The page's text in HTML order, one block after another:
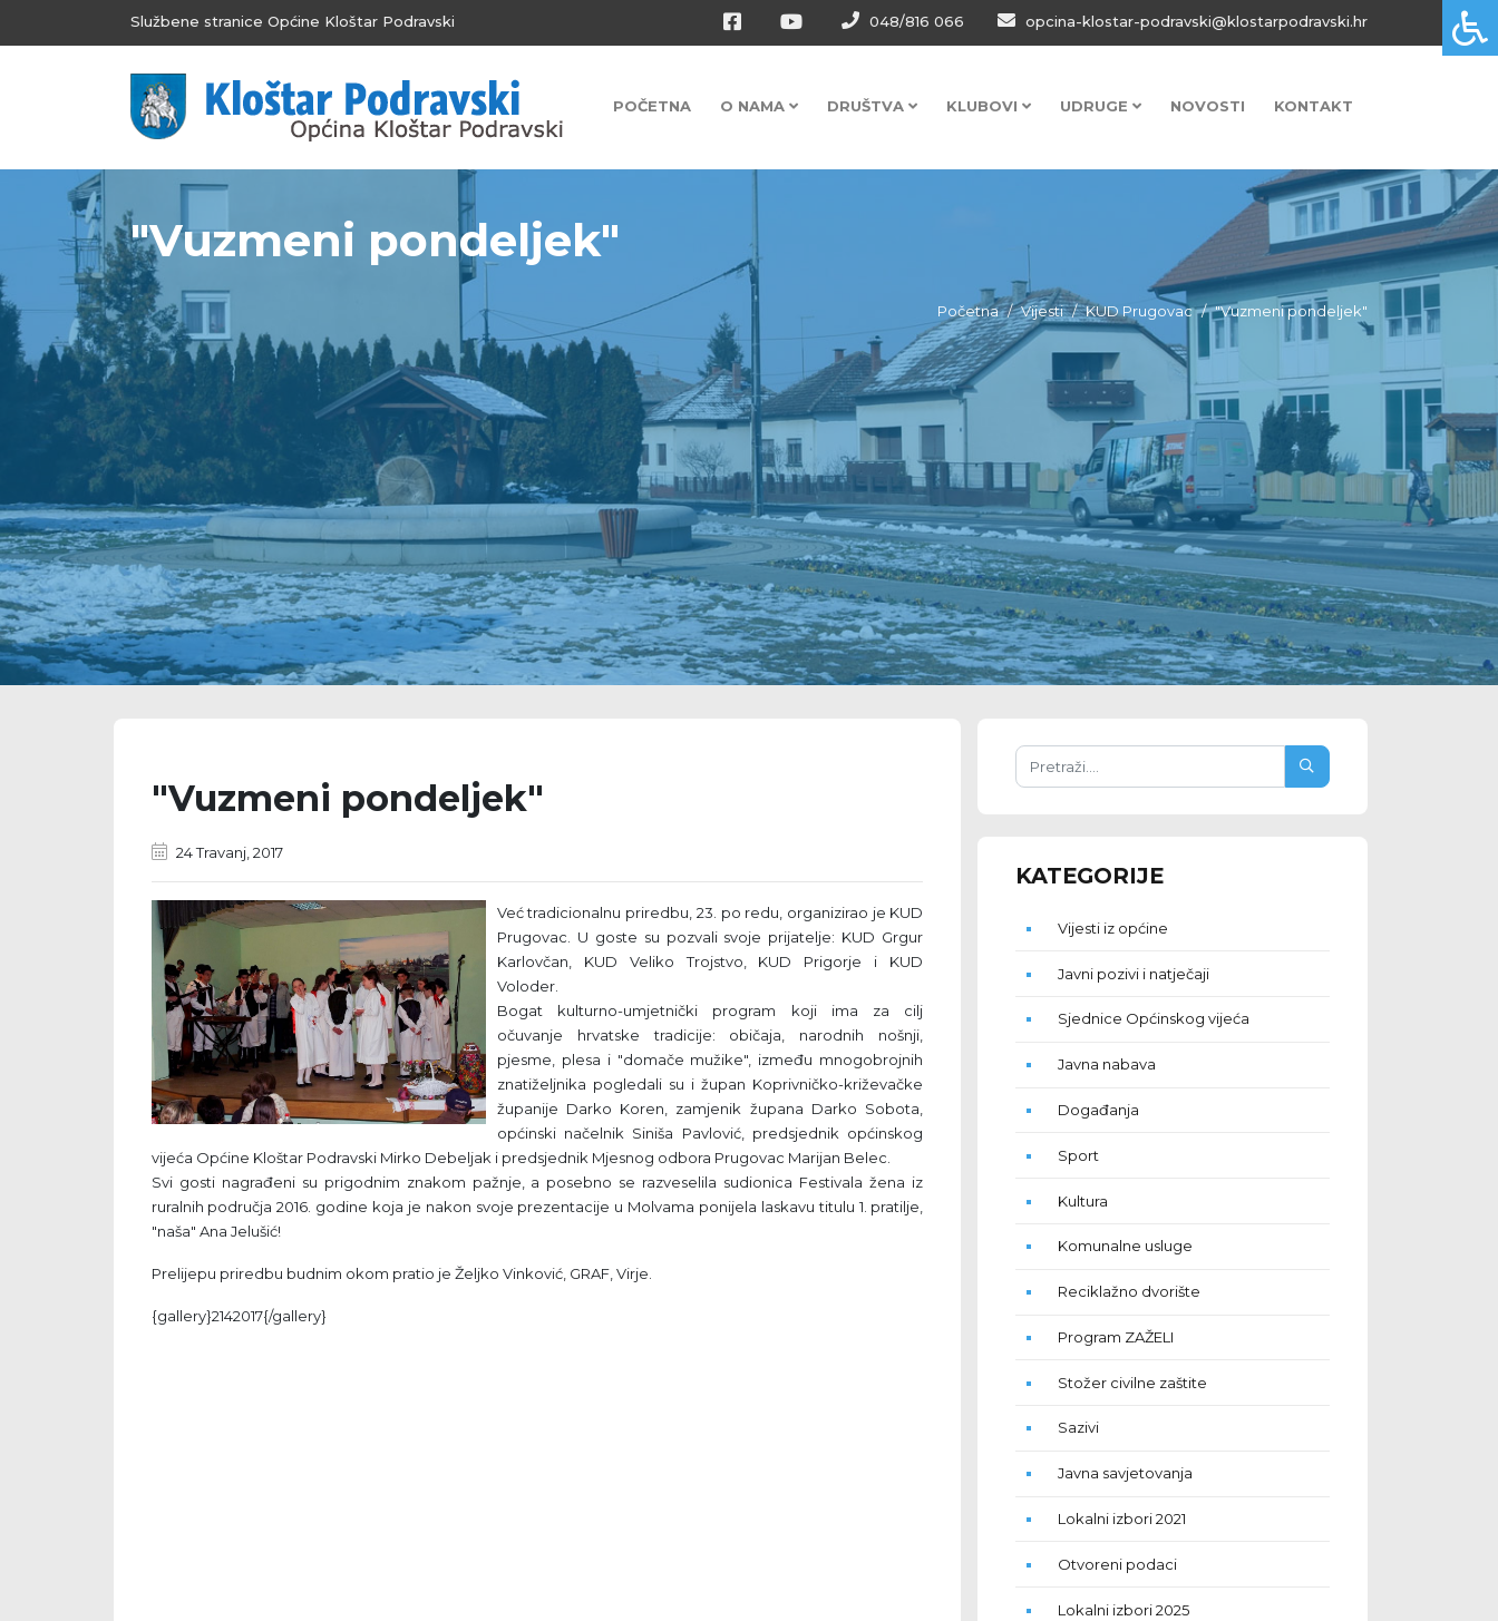
Službene stranice Općine Kloštar Podravski 048/816 066 opcina-klostar-podravski@klostarpodravski.hr
POČETNA O NAMA DRUŠTVA KLUBOVI UDRUGE NOVOSTI KONTAKT
"Vuzmeni pondeljek"
Početna Vijesti KUD Prugovac "Vuzmeni pondeljek"
"Vuzmeni pondeljek"
24 Travanj, 2017
Već tradicionalnu priredbu, 23. po redu, organizirao je KUD
Prugovac. U goste su pozvali svoje prijatelje: KUD Grgur
Karlovčan, KUD Veliko Trojstvo, KUD Prigorje i KUD
Voloder.
Bogat kulturno-umjetnički program koji ima za cilj
očuvanje hrvatske tradicije: običaja, narodnih nošnji,
pjesme, plesa i "domače mužike", između mnogobrojnih
znatiželjnika pogledali su i župan Koprivničko-križevačke
županije Darko Koren, zamjenik župana Darko Sobota,
općinski načelnik Siniša Pavlović, predsjednik općinskog
vijeća Općine Kloštar Podravski Mirko Debeljak i predsjednik Mjesnog odbora Prugovac Marijan Belec.
Svi gosti nagrađeni su prigodnim znakom pažnje, a posebno se razveselila sudionica Festivala žena iz
ruralnih područja 2016. godine koja je nakon svoje prezentacije u Molvama ponijela laskavu titulu 1. pratilje,
"naša" Ana Jelušić!
Prelijepu priredbu budnim okom pratio je Željko Vinković, GRAF, Virje.
{gallery}2142017{/gallery}
KATEGORIJE
Vijesti iz općine
Javni pozivi i natječaji
Sjednice Općinskog vijeća
Javna nabava
Događanja
Sport
Kultura
Komunalne usluge
Reciklažno dvorište
Program ZAŽELI
Stožer civilne zaštite
Sazivi
Javna savjetovanja
Lokalni izbori 2021
Otvoreni podaci
Lokalni izbori 2025